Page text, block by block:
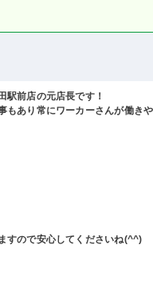
駅前店の元店長です！
もあり常にワーカーさんが働き
すので安心してくださいね(^^)